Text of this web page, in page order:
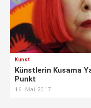
Kunst
Künstlerin Kusama
Punkt
16. Mai 2017